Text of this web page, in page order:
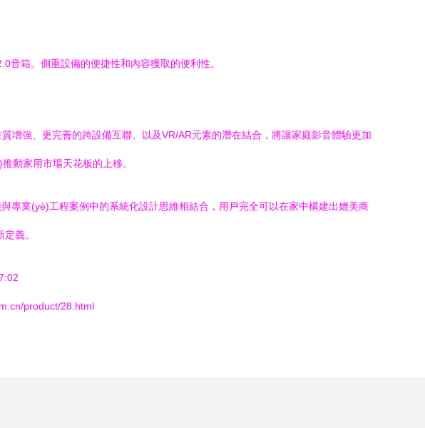
音箱。側重設備的便捷性和內容獲取的便利性。
增強、更完善的跨設備互聯、以及VR/AR元素的潛在結合，將讓家庭影音體驗更加
動家用市場天花板的上移。
專業(yè)工程案例中的系統化設計思維相結合，用戶完全可以在家中構建出媲美商
義。
product/28.html